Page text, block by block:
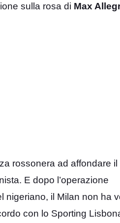
sulla rosa di Max
rossonera ad affondare il
E dopo l’operazione
nigeriano, il Milan non ha
con lo Sporting